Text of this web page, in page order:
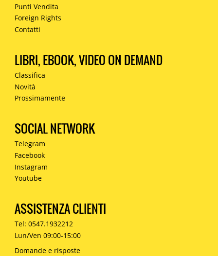
Punti Vendita
Foreign Rights
Contatti
LIBRI, EBOOK, VIDEO ON DEMAND
Classifica
Novità
Prossimamente
SOCIAL NETWORK
Telegram
Facebook
Instagram
Youtube
ASSISTENZA CLIENTI
Tel: 0547.1932212
Lun/Ven 09:00-15:00
Domande e risposte